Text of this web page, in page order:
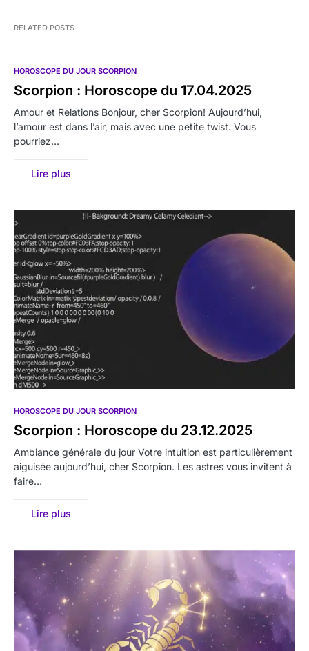
RELATED POSTS
HOROSCOPE DU JOUR SCORPION
Scorpion : Horoscope du 17.04.2025
Amour et Relations Bonjour, cher Scorpion! Aujourd’hui,
l’amour est dans l’air, mais avec une petite twist. Vous
pourriez…
Lire plus
HOROSCOPE DU JOUR SCORPION
Scorpion : Horoscope du 23.12.2025
Ambiance générale du jour Votre intuition est particulièrement
aiguisée aujourd’hui, cher Scorpion. Les astres vous invitent à
faire…
Lire plus